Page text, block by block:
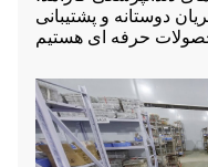
دوستانه و پشتیبانی